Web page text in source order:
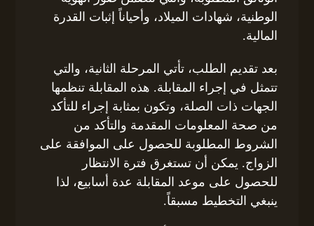
الوطنية، شهادات الميلاد، وأحياناً إثبات القدرة
المالية.
بعد تقديم الطلب، تأتي المرحلة الثانية، والتي
تتمثل في إجراء المقابلة. هذه المقابلة تنظمها
الجهات ذات الصلة، وتكون بمثابة إجراء للتأكد
من صحة المعلومات المقدمة والتأكد من
الشروط المطلوبة للحصول على الموافقة على
الزواج. يمكن أن تستغرق فترة الانتظار
للحصول على موعد المقابلة عدة أسابيع، لذا
ينبغي التخطيط مسبقاً.